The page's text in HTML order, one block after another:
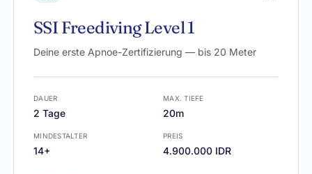
SSI Freediving Level 1
Deine erste Apnoe-Zertifizierung — bis 20 Meter
DAUER
2 Tage
MAX. TIEFE
20m
MINDESTALTER
14+
PREIS
4.900.000 IDR